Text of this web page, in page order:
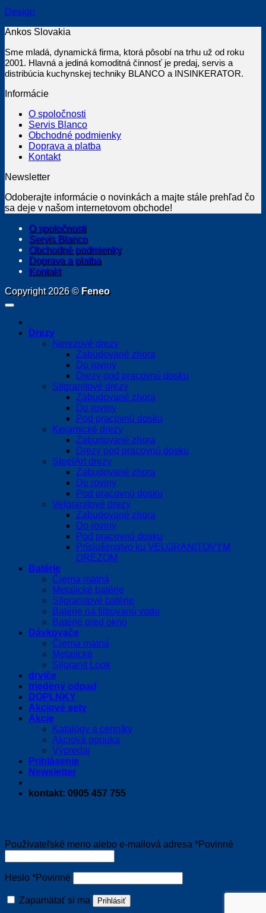
Design
Ankos Slovakia
Sme mladá, dynamická firma, ktorá pôsobí na trhu už od roku
2001. Hlavná a jediná komoditná činnosť je predaj, servis a
distribúcia kuchynskej techniky BLANCO a INSINKERATOR.
Informácie
O spoločnosti
Servis Blanco
Obchodné podmienky
Doprava a platba
Kontakt
Newsletter
Odoberajte informácie o novinkách a majte stále prehľad čo
sa deje v našom internetovom obchode!
O spoločnosti
Servis Blanco
Obchodné podmienky
Doprava a platba
Kontakt
Copyright 2026 © Feneo
Drezy
Nerezové drezy
Zabudované zhora
Do roviny
Drezy pod pracovnú dosku
Silgranitové drezy
Zabudované zhora
Do roviny
Pod pracovnú dosku
Keramické drezy
Zabudované zhora
Drezy pod pracovnú dosku
SteelArt drezy
Zabudované zhora
Do roviny
Pod pracovnú dosku
Velgranitové drezy
Zabudované zhora
Do roviny
Pod pracovnú dosku
Príslušenstvo ku VELGRANITOVÝM
DREZOM
Batérie
Čierna matná
Metalické batérie
Silgranitové batérie
Batérie na filtrovanú vodu
Batérie pred okno
Dávkovače
Čierna matná
Metalické
Silgranit Look
drviče
triedený odpad
DOPLNKY
Akciové sety
Akcie
Katalógy a cenníky
Akciová ponuka
Výpredaj
Prihlásenie
Newsletter
kontakt: 0905 457 755
Používateľské meno alebo e-mailová adresa *Povinné
Heslo *Povinné
Zapamätať si ma Prihlásiť